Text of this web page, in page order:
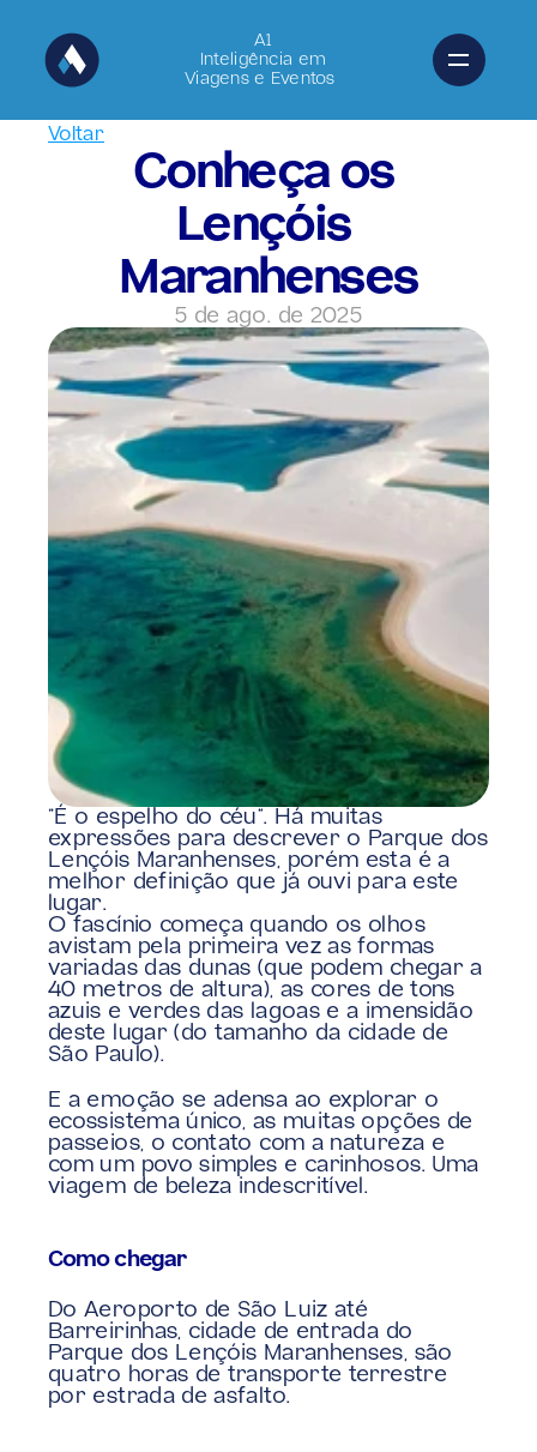
A1
Inteligência em
Viagens e Eventos
Voltar
Conheça os
Lençóis
Maranhenses
5 de ago. de 2025
“É o espelho do céu”. Há muitas
expressões para descrever o Parque dos
Lençóis Maranhenses, porém esta é a
melhor definição que já ouvi para este
lugar.
O fascínio começa quando os olhos
avistam pela primeira vez as formas
variadas das dunas (que podem chegar a
40 metros de altura), as cores de tons
azuis e verdes das lagoas e a imensidão
deste lugar (do tamanho da cidade de
São Paulo).
E a emoção se adensa ao explorar o
ecossistema único, as muitas opções de
passeios, o contato com a natureza e
com um povo simples e carinhosos. Uma
viagem de beleza indescritível.
Como chegar
Do Aeroporto de São Luiz até
Barreirinhas, cidade de entrada do
Parque dos Lençóis Maranhenses, são
quatro horas de transporte terrestre
por estrada de asfalto.